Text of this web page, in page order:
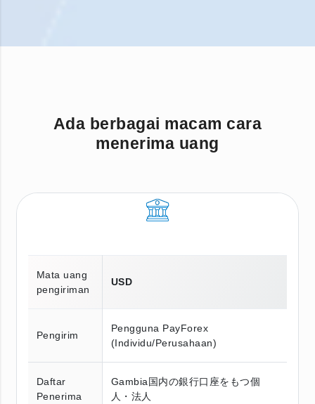
Ada berbagai macam cara
menerima uang
Mata uang
pengiriman
USD
Pengirim
Pengguna PayForex
(Individu/Perusahaan)
Daftar
Penerima
Gambia国内の銀行口座をもつ個
人・法人